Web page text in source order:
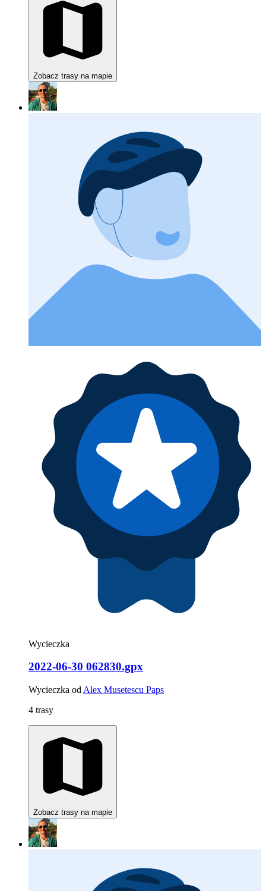
Zobacz trasy na mapie
Wycieczka
2022-06-30 062830.gpx
Wycieczka od Alex Musetescu Paps
4 trasy
Zobacz trasy na mapie